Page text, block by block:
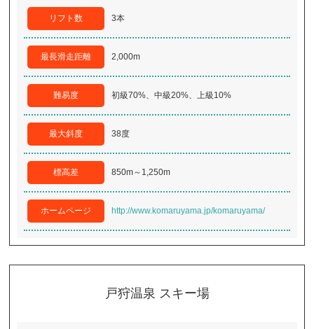
リフト数 3本
最長滑走距離 2,000m
難易度 初級70%、中級20%、上級10%
最大斜度 38度
標高差 850m～1,250m
ホームページ http://www.komaruyama.jp/komaruyama/
戸狩温泉 スキー場